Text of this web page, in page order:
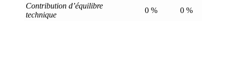
Contribution d’équilibre
technique
0 % 0 %